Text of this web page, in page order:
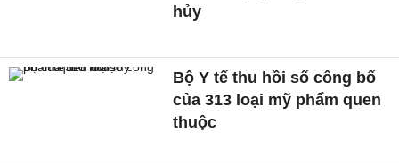
hủy
Bộ Y tế thu hồi số công bố
của 313 loại mỹ phẩm quen
thuộc